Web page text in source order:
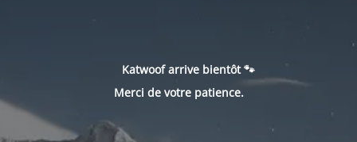
Katwoof arrive bientôt 🐾
Merci de votre patience.